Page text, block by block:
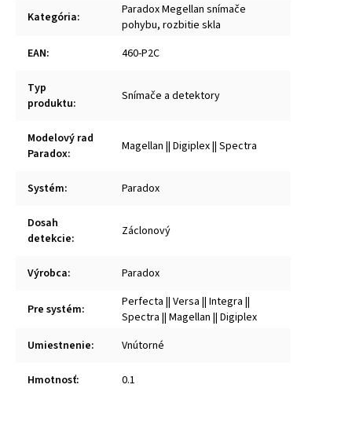
Kategória:
Paradox Megellan snímače
pohybu, rozbitie skla
EAN: 460-P2C
Typ
produktu: Snímače a detektory
Modelový rad
Paradox: Magellan || Digiplex || Spectra
Systém: Paradox
Dosah
detekcie: Záclonový
Výrobca: Paradox
Pre systém:
Perfecta || Versa || Integra ||
Spectra || Magellan || Digiplex
Umiestnenie: Vnútorné
Hmotnosť: 0.1